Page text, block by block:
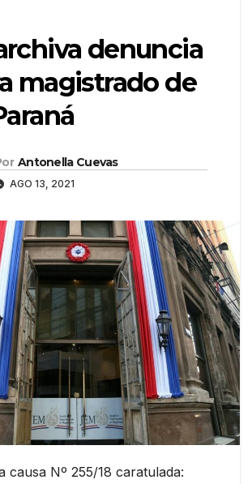
denuncia
magistrado de
Antonella Cuevas
AGO 13, 2021
causa Nº 255/18 caratulada: